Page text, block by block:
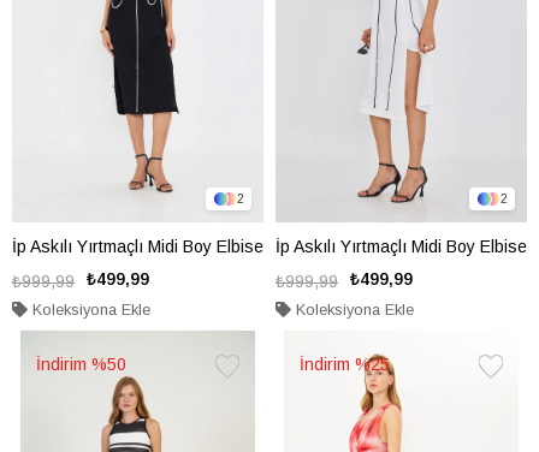
2
İp Askılı Yırtmaçlı Midi Boy Elbise
₺499,99
₺999,99
Koleksiyona Ekle
2
İp Askılı Yırtmaçlı Midi Boy Elbise
₺499,99
₺999,99
Koleksiyona Ekle
%50 %25